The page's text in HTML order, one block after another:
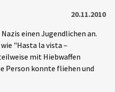
20.11.2010
einen Jugendlichen an.
"Hasta la vista –
mit Hiebwaffen
Person konnte fliehen und